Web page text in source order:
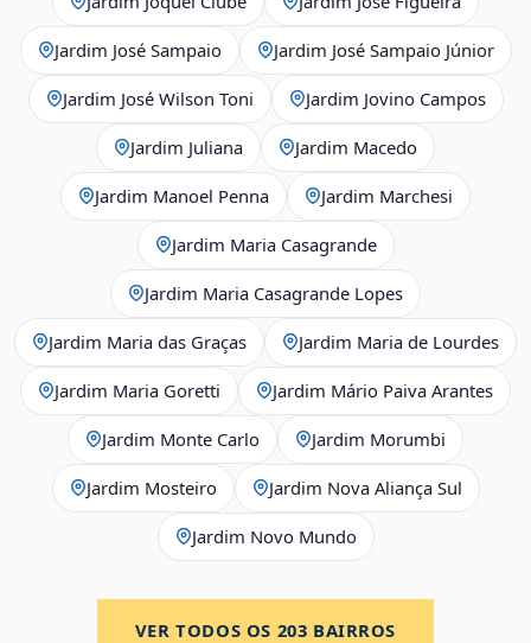
Jardim José Sampaio Jardim José Sampaio Júnior
Jardim José Wilson Toni Jardim Jovino Campos
Jardim Juliana Jardim Macedo
Jardim Manoel Penna Jardim Marchesi
Jardim Maria Casagrande
Jardim Maria Casagrande Lopes
Jardim Maria das Graças Jardim Maria de Lourdes
Jardim Maria Goretti Jardim Mário Paiva Arantes
Jardim Monte Carlo Jardim Morumbi
Jardim Mosteiro Jardim Nova Aliança Sul
Jardim Novo Mundo
VER TODOS OS 203 BAIRROS